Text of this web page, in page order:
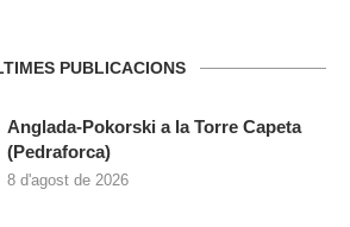
PUBLICACIONS
Anglada-Pokorski a la Torre Capeta
(Pedraforca)
8 d'agost de 2026